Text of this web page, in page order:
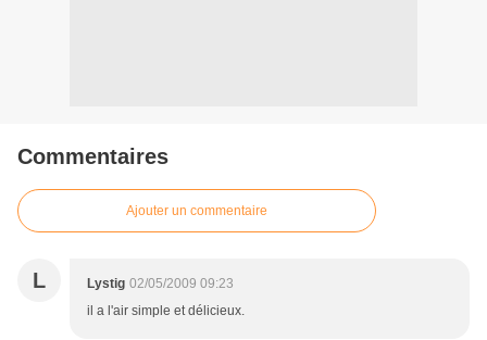
Commentaires
Ajouter un commentaire
L Lystig 02/05/2009 09:23
il a l'air simple et délicieux.